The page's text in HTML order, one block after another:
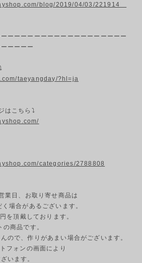
blog/2019/04/03/221914
ーーーーーーーーーーーーーーーーーー
ーーーー
taeyangday/?hl=ja
はこちら⤵
categories/2788808
業日、お取り寄せ商品は
場合があるございます。
を頂戴しております。
商品です。
ので、作りがあまい場合がございます。
フォンの画面により
います。